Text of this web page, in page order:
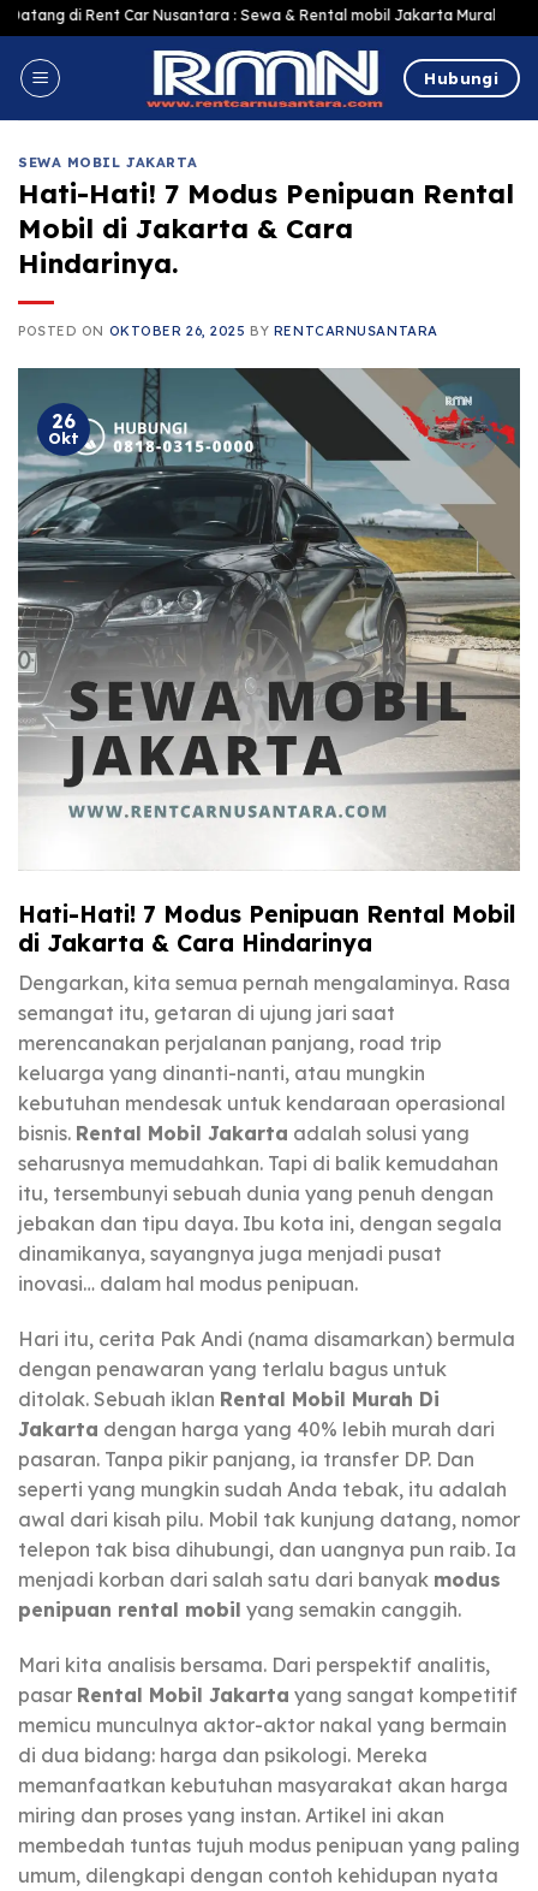
Skip
to
content
Car Nusantara : Sewa & Rental mobil Jakarta Murah Harga
Hubungi
SEWA MOBIL JAKARTA
Hati-Hati! 7 Modus Penipuan Rental
Mobil di Jakarta & Cara
Hindarinya.
POSTED ON OKTOBER 26, 2025 BY RENTCARNUSANTARA
26
Okt
Hati-Hati! 7 Modus Penipuan Rental Mobil
di Jakarta & Cara Hindarinya
Dengarkan, kita semua pernah mengalaminya. Rasa
semangat itu, getaran di ujung jari saat
merencanakan perjalanan panjang, road trip
keluarga yang dinanti-nanti, atau mungkin
kebutuhan mendesak untuk kendaraan operasional
bisnis. Rental Mobil Jakarta adalah solusi yang
seharusnya memudahkan. Tapi di balik kemudahan
itu, tersembunyi sebuah dunia yang penuh dengan
jebakan dan tipu daya. Ibu kota ini, dengan segala
dinamikanya, sayangnya juga menjadi pusat
inovasi… dalam hal modus penipuan.
Hari itu, cerita Pak Andi (nama disamarkan) bermula
dengan penawaran yang terlalu bagus untuk
ditolak. Sebuah iklan Rental Mobil Murah Di
Jakarta dengan harga yang 40% lebih murah dari
pasaran. Tanpa pikir panjang, ia transfer DP. Dan
seperti yang mungkin sudah Anda tebak, itu adalah
awal dari kisah pilu. Mobil tak kunjung datang, nomor
telepon tak bisa dihubungi, dan uangnya pun raib. Ia
menjadi korban dari salah satu dari banyak modus
penipuan rental mobil yang semakin canggih.
Mari kita analisis bersama. Dari perspektif analitis,
pasar Rental Mobil Jakarta yang sangat kompetitif
memicu munculnya aktor-aktor nakal yang bermain
di dua bidang: harga dan psikologi. Mereka
memanfaatkan kebutuhan masyarakat akan harga
miring dan proses yang instan. Artikel ini akan
membedah tuntas tujuh modus penipuan yang paling
umum, dilengkapi dengan contoh kehidupan nyata